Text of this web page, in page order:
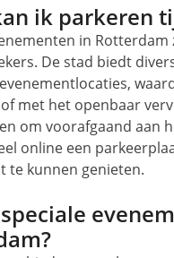
ik parkeren
in
De stad biedt
met het openbaar
om voorafgaand aan
online een
te kunnen genieten.